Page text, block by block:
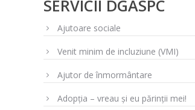
SERVICII DGASPC
Ajutoare sociale
Venit minim de incluziune (VMI)
Ajutor de înmormântare
Adopția – vreau și eu părinții mei!